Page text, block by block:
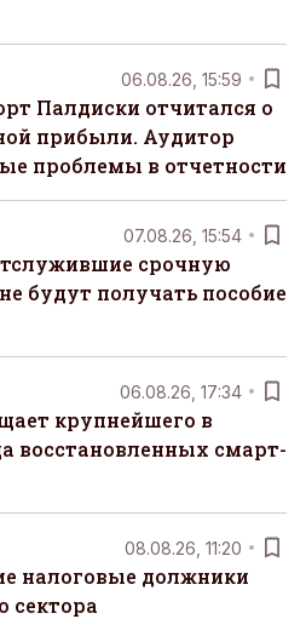
06.08.26, 15:59
Палдиски отчитался о
прибыли. Аудитор
проблемы в отчетности
07.08.26, 15:54
срочную
будут получать пособие
06.08.26, 17:34
крупнейшего в
восстановленных смарт-
08.08.26, 11:20
налоговые должники
сектора